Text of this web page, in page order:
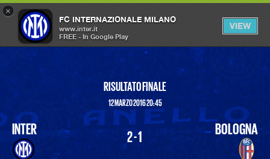
×
FC INTERNAZIONALE MILANO
www.inter.it
FREE - In Google Play
VIEW
OPEN
MENU
RISULTATO FINALE
12 MARZO 2016 20:45
INTER 2 - 1 BOLOGNA